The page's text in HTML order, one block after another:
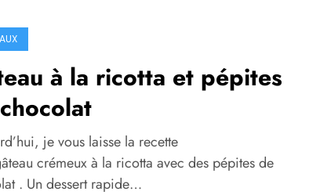
à la ricotta et pépites
je vous laisse la recette
crémeux à la ricotta avec des pépites de
. Un dessert rapide…